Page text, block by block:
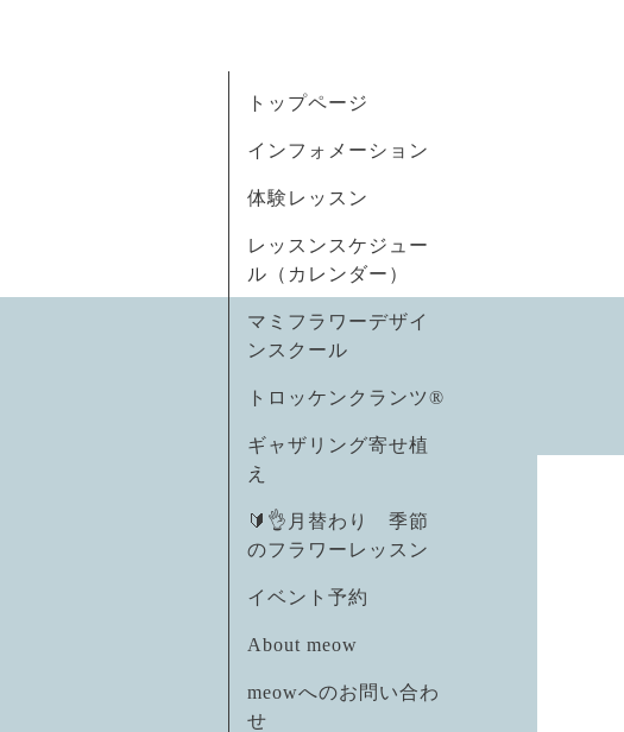
トップページ
インフォメーション
体験レッスン
レッスンスケジュー
ル（カレンダー）
マミフラワーデザイ
ンスクール
トロッケンクランツ®
ギャザリング寄せ植
え
🔰👌月替わり 季節
のフラワーレッスン
イベント予約
About meow
meowへのお問い合わ
せ